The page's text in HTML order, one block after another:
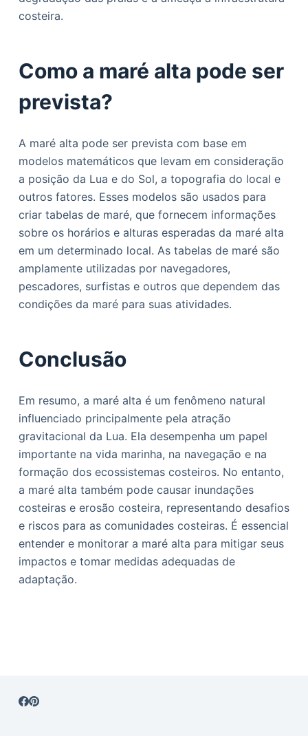
costeira.
Como a maré alta pode ser
prevista?
A maré alta pode ser prevista com base em
modelos matemáticos que levam em consideração
a posição da Lua e do Sol, a topografia do local e
outros fatores. Esses modelos são usados ​​para
criar tabelas de maré, que fornecem informações
sobre os horários e alturas esperadas da maré alta
em um determinado local. As tabelas de maré são
amplamente utilizadas por navegadores,
pescadores, surfistas e outros que dependem das
condições da maré para suas atividades.
Conclusão
Em resumo, a maré alta é um fenômeno natural
influenciado principalmente pela atração
gravitacional da Lua. Ela desempenha um papel
importante na vida marinha, na navegação e na
formação dos ecossistemas costeiros. No entanto,
a maré alta também pode causar inundações
costeiras e erosão costeira, representando desafios
e riscos para as comunidades costeiras. É essencial
entender e monitorar a maré alta para mitigar seus
impactos e tomar medidas adequadas de
adaptação.